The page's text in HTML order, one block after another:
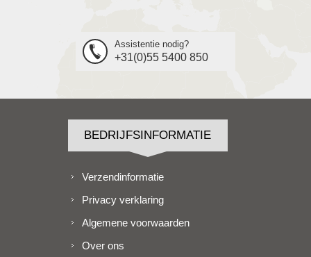
Assistentie nodig?
+31(0)55 5400 850
BEDRIJFSINFORMATIE
Verzendinformatie
Privacy verklaring
Algemene voorwaarden
Over ons